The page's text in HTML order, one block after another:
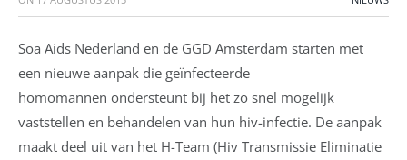
Soa Aids Nederland en de GGD Amsterdam starten met
een nieuwe aanpak die geïnfecteerde
homomannen ondersteunt bij het zo snel mogelijk
vaststellen en behandelen van hun hiv-infectie. De aanpak
maakt deel uit van het H-Team (Hiv Transmissie Eliminatie